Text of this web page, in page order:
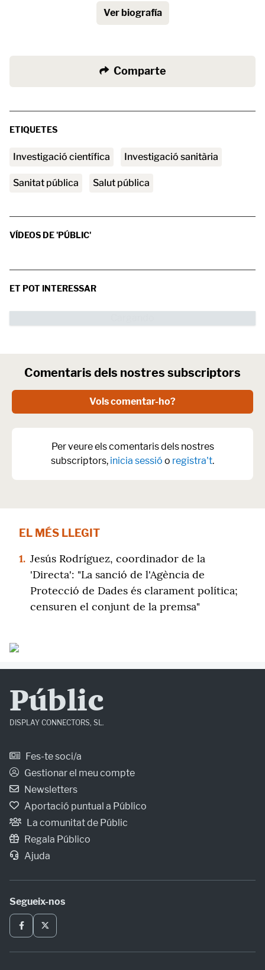
Ver biografía
Comparte
ETIQUETES
investigació científica investigació sanitària
sanitat pública salut pública
VÍDEOS DE 'PÚBLIC'
ET POT INTERESSAR
Comentaris dels nostres subscriptors
Vols comentar-ho?
Per veure els comentaris dels nostres
subscriptors, inicia sessió o registra't.
EL MÉS LLEGIT
1. Jesús Rodríguez, coordinador de la
'Directa': "La sanció de l'Agència de
Protecció de Dades és clarament política;
censuren el conjunt de la premsa"
Públic
DISPLAY CONNECTORS, SL.
Fes-te soci/a
Gestionar el meu compte
Newsletters
Aportació puntual a Público
La comunitat de Públic
Regala Público
Ajuda
Segueix-nos